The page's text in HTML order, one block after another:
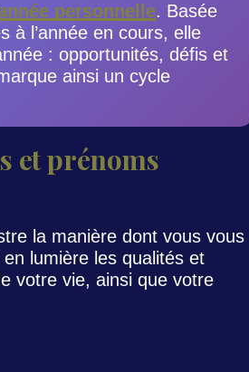
personnelle. Basée
à l’année en cours, elle
: opportunités, défis et
ainsi un cycle
et prénoms
la manière dont vous vous
lumière les qualités et
votre vie, ainsi que votre